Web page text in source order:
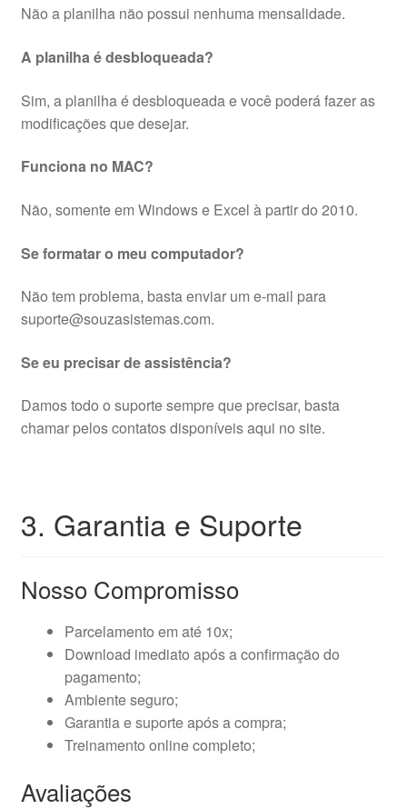
Não a planilha não possui nenhuma mensalidade.
A planilha é desbloqueada?
Sim, a planilha é desbloqueada e você poderá fazer as
modificações que desejar.
Funciona no MAC?
Não, somente em Windows e Excel à partir do 2010.
Se formatar o meu computador?
Não tem problema, basta enviar um e-mail para
suporte@souzasistemas.com.
Se eu precisar de assistência?
Damos todo o suporte sempre que precisar, basta
chamar pelos contatos disponíveis aqui no site.
3. Garantia e Suporte
Nosso Compromisso
Parcelamento em até 10x;
Download imediato após a confirmação do
pagamento;
Ambiente seguro;
Garantia e suporte após a compra;
Treinamento online completo;
Avaliações